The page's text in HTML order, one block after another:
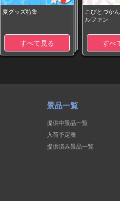
夏グッズ特集
すべて見る
こびとづか
ルファン
すべ
景品一覧
提供中景品一覧
入荷予定表
提供済み景品一覧